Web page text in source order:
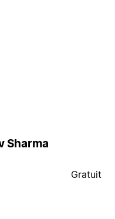
Sharma
Gratuit